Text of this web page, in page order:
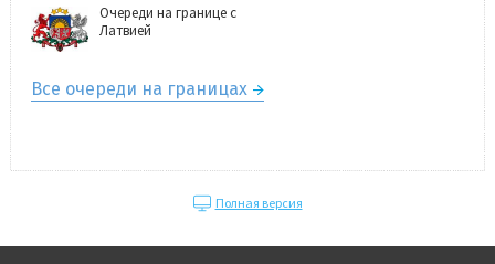
Очереди на границе с
Латвией
Все очереди на границах
Полная версия